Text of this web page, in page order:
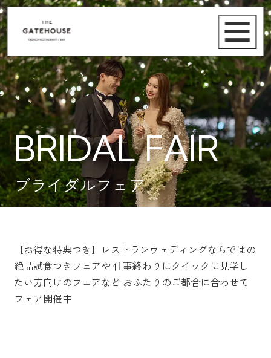
BRIDAL FAIR
ブライダルフェア
【お得な特典つき】レストランウェディングならではの
絶品試食つきフェアや 仕事終わりにクイックに見学し
たい方向けのフェアなど おふたりのご都合に合わせて
フェア開催中